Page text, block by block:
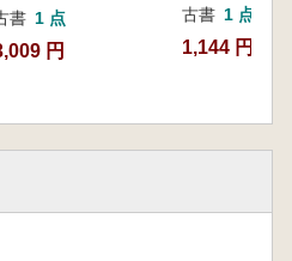
書 1 点
円
古書 1 点
1,144 円